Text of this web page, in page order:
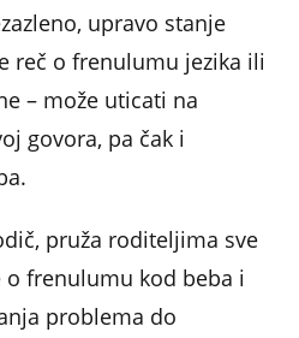
upravo stanje
reč o frenulumu jezika ili
– može uticati na
govora, pa čak i
pruža roditeljima sve
frenulumu kod beba i
problema do